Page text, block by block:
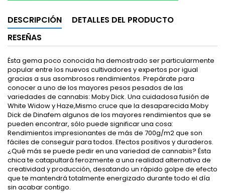
DESCRIPCIÓN
DETALLES DEL PRODUCTO
RESEÑAS
Ésta gema poco conocida ha demostrado ser particularmente
popular entre los nuevos cultivadores y expertos por igual
gracias a sus asombrosos rendimientos. Prepárate para
conocer a uno de los mayores pesos pesados de las
variedades de cannabis: Moby Dick. Una cuidadosa fusión de
White Widow y Haze,Mismo cruce que la desaparecida Moby
Dick de Dinafem algunos de los mayores rendimientos que se
pueden encontrar, sólo puede significar una cosa:
Rendimientos impresionantes de más de 700g/m2 que son
fáciles de conseguir para todos. Efectos positivos y duraderos.
¿Qué más se puede pedir en una variedad de cannabis? Ésta
chica te catapultará ferozmente a una realidad alternativa de
creatividad y producción, desatando un rápido golpe de efecto
que te mantendrá totalmente energizado durante todo el día
sin acabar contigo.